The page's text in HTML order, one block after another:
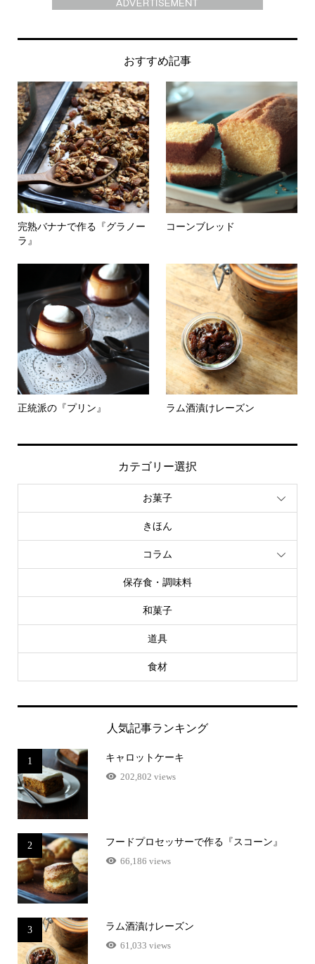
おすすめ記事
完熟バナナで作る『グラノー
ラ』
コーンブレッド
正統派の『プリン』 ラム酒漬けレーズン
カテゴリー選択
お菓子
きほん
コラム
保存食・調味料
和菓子
道具
食材
人気記事ランキング
1
キャロットケーキ
202,802 views
2
フードプロセッサーで作る『スコーン』
66,186 views
3
ラム酒漬けレーズン
61,033 views